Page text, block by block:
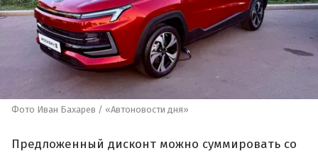
Фото Иван Бахарев / «Автоновости дня»
Предложенный дисконт можно суммировать со